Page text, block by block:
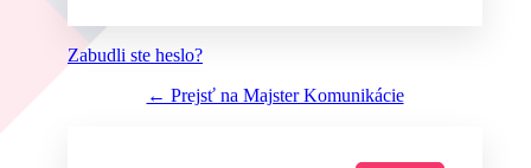
Zabudli ste heslo?
← Prejsť na Majster Komunikácie